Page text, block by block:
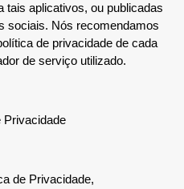
tais aplicativos, ou publicadas
sociais. Nós recomendamos
de privacidade de cada
de serviço utilizado.
Privacidade
de Privacidade,